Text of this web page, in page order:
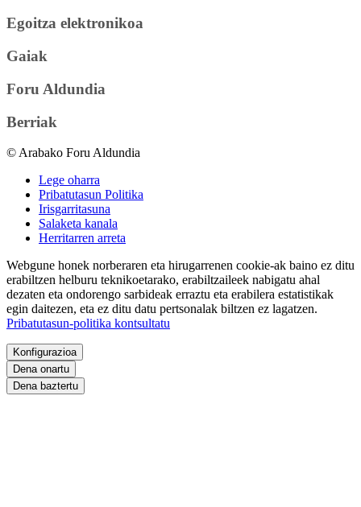
Egoitza elektronikoa
Gaiak
Foru Aldundia
Berriak
© Arabako Foru Aldundia
Lege oharra
Pribatutasun Politika
Irisgarritasuna
Salaketa kanala
Herritarren arreta
Webgune honek norberaren eta hirugarrenen cookie-ak baino ez ditu
erabiltzen helburu teknikoetarako, erabiltzaileek nabigatu ahal
dezaten eta ondorengo sarbideak erraztu eta erabilera estatistikak
egin daitezen, eta ez ditu datu pertsonalak biltzen ez lagatzen.
Pribatutasun-politika kontsultatu
Konfigurazioa
Dena onartu
Dena baztertu